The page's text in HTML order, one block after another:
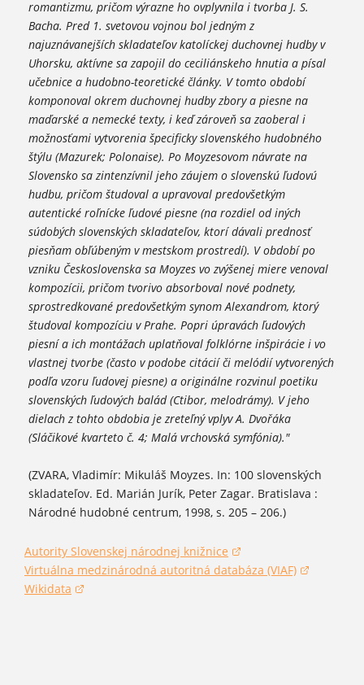
romantizmu, pričom výrazne ho ovplyvnila i tvorba J. S.
Bacha. Pred 1. svetovou vojnou bol jedným z
najuznávanejších skladateľov katolíckej duchovnej hudby v
Uhorsku, aktívne sa zapojil do ceciliánskeho hnutia a písal
učebnice a hudobno-teoretické články. V tomto období
komponoval okrem duchovnej hudby zbory a piesne na
maďarské a nemecké texty, i keď zároveň sa zaoberal i
možnosťami vytvorenia špecificky slovenského hudobného
štýlu (Mazurek; Polonaise). Po Moyzesovom návrate na
Slovensko sa zintenzívnil jeho záujem o slovenskú ľudovú
hudbu, pričom študoval a upravoval predovšetkým
autentické roľnícke ľudové piesne (na rozdiel od iných
súdobých slovenských skladateľov, ktorí dávali prednosť
piesňam obľúbeným v mestskom prostredí). V období po
vzniku Československa sa Moyzes vo zvýšenej miere venoval
kompozícii, pričom tvorivo absorboval nové podnety,
sprostredkované predovšetkým synom Alexandrom, ktorý
študoval kompozíciu v Prahe. Popri úpravách ľudových
piesní a ich montážach uplatňoval folklórne inšpirácie i vo
vlastnej tvorbe (často v podobe citácií či melódií vytvorených
podľa vzoru ľudovej piesne) a originálne rozvinul poetiku
slovenských ľudových balád (Ctibor, melodrámy). V jeho
dielach z tohto obdobia je zreteľný vplyv A. Dvořáka
(Sláčikové kvarteto č. 4; Malá vrchovská symfónia)."
(ZVARA, Vladimír: Mikuláš Moyzes. In: 100 slovenských
skladateľov. Ed. Marián Jurík, Peter Zagar. Bratislava :
Národné hudobné centrum, 1998, s. 205 – 206.)
Autority Slovenskej národnej knižnice
(otvorí sa v novom okne)
Virtuálna medzinárodná autoritná databáza (VIAF)
(otvorí sa v novom okne)
Wikidata
(otvorí sa v novom okne)